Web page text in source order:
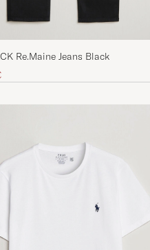
Re.Maine Jeans Black
reducido